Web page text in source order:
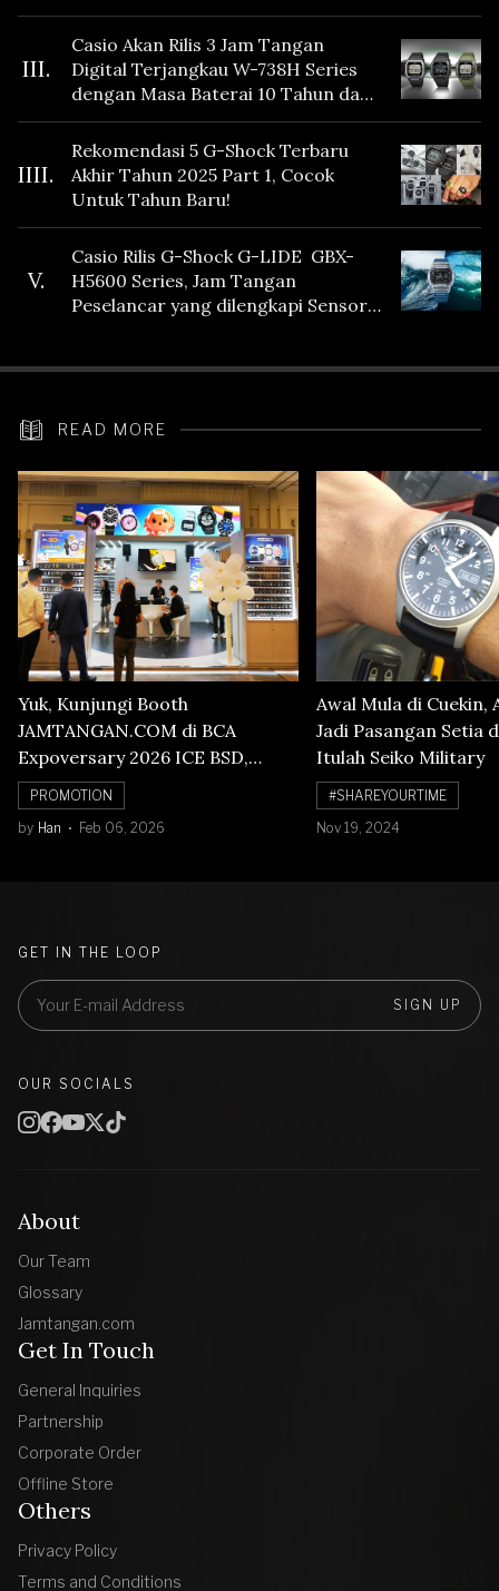
III.
Casio Akan Rilis 3 Jam Tangan
Digital Terjangkau W-738H Series
dengan Masa Baterai 10 Tahun dan
Fitur Vibration
IIII.
Rekomendasi 5 G-Shock Terbaru
Akhir Tahun 2025 Part 1, Cocok
Untuk Tahun Baru!
V.
Casio Rilis G-Shock G-LIDE GBX-
H5600 Series, Jam Tangan
Peselancar yang dilengkapi Sensor
READ MORE
Yuk, Kunjungi Booth
JAMTANGAN.COM di BCA
Expoversary 2026 ICE BSD,
Banyak Diskon Jam Tangan,
Cuma Sampai 8 Februari!
PROMOTION
by Han Feb 06, 2026
Awal Mula di Cuekin,
Jadi Pasangan Setia
Itulah Seiko Military
#SHAREYOURTIME
Nov 19, 2024
About
Our Team
Glossary
Jamtangan.com
Get In Touch
General Inquiries
Partnership
Corporate Order
Offline Store
Others
Privacy Policy
Terms and Conditions
GET IN THE LOOP
SIGN UP
OUR SOCIALS